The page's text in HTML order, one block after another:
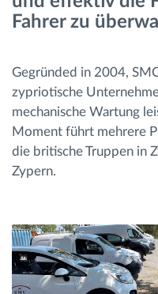
Entdecken Sie alle
How we solve each
Ersparnis Rechner
Fahrer zu
Gegründed in 2004,
zypriotische
mechanische Wartung
Moment führt mehrere
die britische Truppen in
Zypern.